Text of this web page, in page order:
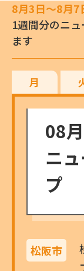
8月3日〜8月7
1週間分のニ
ます
月
08
ニ
プ
松阪市